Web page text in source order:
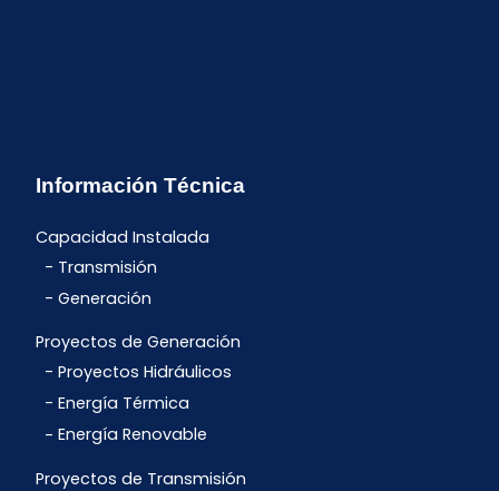
Información Técnica
Capacidad Instalada
Transmisión
Generación
Proyectos de Generación
Proyectos Hidráulicos
Energía Térmica
Energía Renovable
Proyectos de Transmisión